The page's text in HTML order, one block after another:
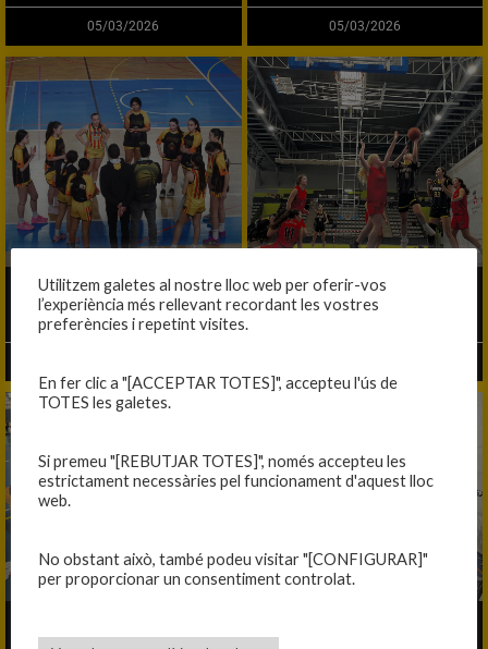
05/03/2026 05/03/2026
EL REBOOOT! QUIN CLUTCH FINAL!
GUANYEM SENSE LA NOSTRA MILLOR
EXHIBICIÓ A LA CIUTAT ESPORTIVA
Utilitzem galetes al nostre lloc web per oferir-vos
l’experiència més rellevant recordant les vostres
preferències i repetint visites.
En fer clic a "[ACCEPTAR TOTES]", accepteu l'ús de
TOTES les galetes.
Si premeu "[REBUTJAR TOTES]", només accepteu les
estrictament necessàries pel funcionament d'aquest lloc
web.
No obstant això, també podeu visitar "[CONFIGURAR]"
per proporcionar un consentiment controlat.